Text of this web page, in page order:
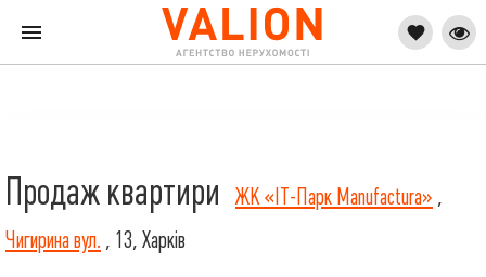
Продаж квартири ЖК «IT-Парк Manufactura» ,
Чигирина вул. , 13, Харків